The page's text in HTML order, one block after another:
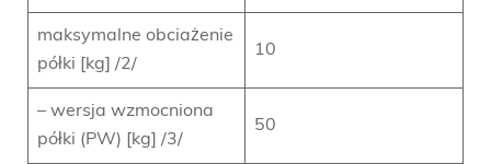
maksymalne obciażenie
półki [kg] /2/
10
– wersja wzmocniona
półki (PW) [kg] /3/
50